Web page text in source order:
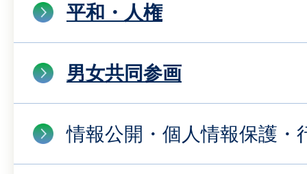
平和・人権
男女共同参画
情報公開・個人情報保護・